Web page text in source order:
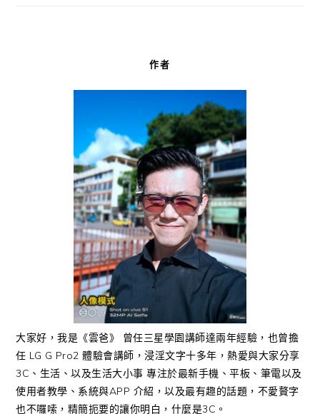
作者
大家好，我是《雲爸》 曾任三星學園講師達兩年經驗，也曾擔
任 LG G Pro2 體驗會講師，浸淫文字十多年，熱愛與大家分享
3C、生活、以及生活大小事 專注於最新手機、平板、筆電以及
使用者教學、系統與APP 介紹，以及最有趣的話題，不愛贅字
也不囉嗦，精簡扼要的讓你明白，什麼是3C。